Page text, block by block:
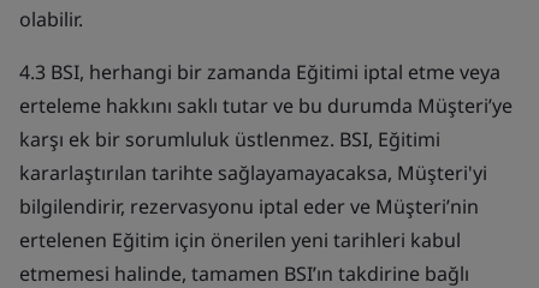
olabilir.
4.3 BSI, herhangi bir zamanda Eğitimi iptal etme veya
erteleme hakkını saklı tutar ve bu durumda Müşteri’ye
karşı ek bir sorumluluk üstlenmez. BSI, Eğitimi
kararlaştırılan tarihte sağlayamayacaksa, Müşteri'yi
bilgilendirir, rezervasyonu iptal eder ve Müşteri’nin
ertelenen Eğitim için önerilen yeni tarihleri kabul
etmemesi halinde, tamamen BSI’ın takdirine bağlı